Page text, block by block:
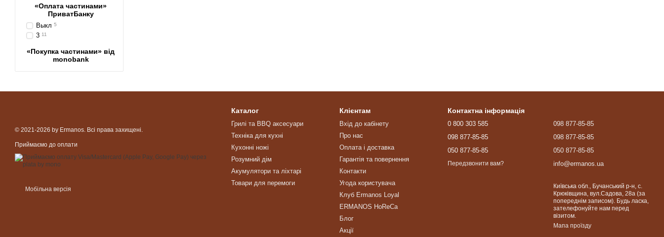
«Оплата частинами»
ПриватБанку
Выкл 5
3 11
«Покупка частинами» від
monobank
© 2021-2026 by Ermanos. Всі права захищені.
Приймаємо до оплати
Мобільна версія
Каталог
Грилі та BBQ аксесуари
Техніка для кухні
Кухонні ножі
Розумний дім
Акумулятори та ліхтарі
Товари для перемоги
Клієнтам
Вхід до кабінету
Про нас
Оплата і доставка
Гарантія та повернення
Контакти
Угода користувача
Клуб Ermanos Loyal
ERMANOS HoReCa
Блог
Акції
Контактна інформація
0 800 303 585
098 877-85-85
050 877-85-85
Передзвонити вам?
098 877-85-85
098 877-85-85
050 877-85-85
info@ermanos.ua
Київська обл., Бучанський р-н, с.
Крюківщина, вул.Садова, 28а (за
попереднім записом). Будь ласка,
зателефонуйте нам перед
візитом.
Мапа проїзду